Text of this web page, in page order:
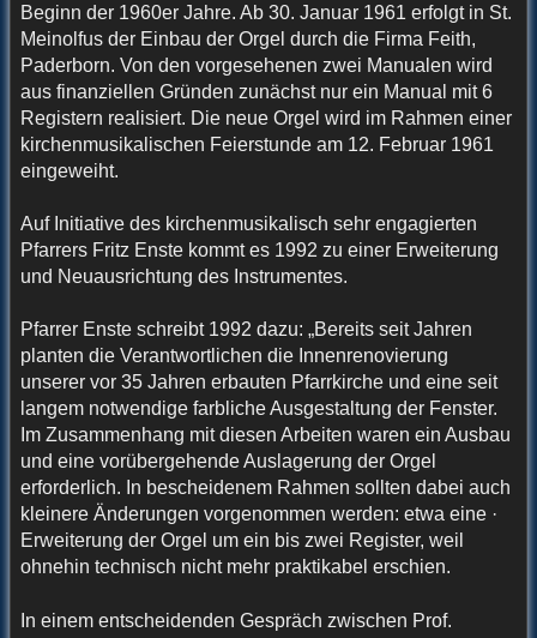
Beginn der 1960er Jahre. Ab 30. Januar 1961 erfolgt in St.
Meinolfus der Einbau der Orgel durch die Firma Feith,
Paderborn. Von den vorgesehenen zwei Manualen wird
aus finanziellen Gründen zunächst nur ein Manual mit 6
Registern realisiert. Die neue Orgel wird im Rahmen einer
kirchenmusikalischen Feierstunde am 12. Februar 1961
eingeweiht.
Auf Initiative des kirchenmusikalisch sehr engagierten
Pfarrers Fritz Enste kommt es 1992 zu einer Erweiterung
und Neuausrichtung des Instrumentes.
Pfarrer Enste schreibt 1992 dazu: „Bereits seit Jahren
planten die Verantwortlichen die Innenrenovierung
unserer vor 35 Jahren erbauten Pfarrkirche und eine seit
langem notwendige farbliche Ausgestaltung der Fenster.
Im Zusammenhang mit diesen Arbeiten waren ein Ausbau
und eine vorübergehende Auslagerung der Orgel
erforderlich. In bescheidenem Rahmen sollten dabei auch
kleinere Änderungen vorgenommen werden: etwa eine ·
Erweiterung der Orgel um ein bis zwei Register, weil
ohnehin technisch nicht mehr praktikabel erschien.
In einem entscheidenden Gespräch zwischen Prof.